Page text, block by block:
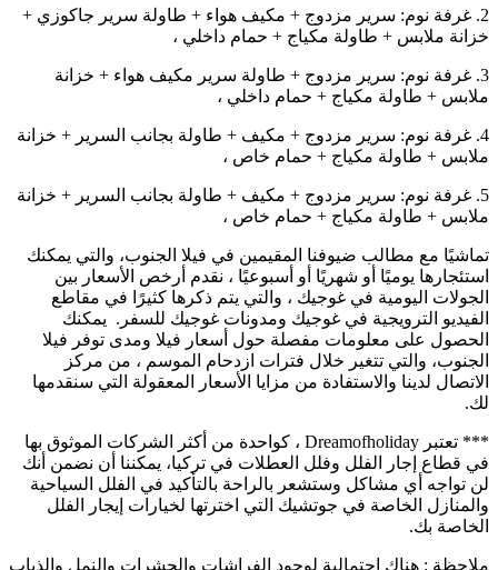
2. غرفة نوم: سرير مزدوج + مكيف هواء + طاولة سرير جاكوزي +
خزانة ملابس + طاولة مكياج + حمام داخلي ،
3. غرفة نوم: سرير مزدوج + طاولة سرير مكيف هواء + خزانة
ملابس + طاولة مكياج + حمام داخلي ،
4. غرفة نوم: سرير مزدوج + مكيف + طاولة بجانب السرير + خزانة
ملابس + طاولة مكياج + حمام خاص ،
5. غرفة نوم: سرير مزدوج + مكيف + طاولة بجانب السرير + خزانة
ملابس + طاولة مكياج + حمام خاص ،
تماشيًا مع مطالب ضيوفنا المقيمين في فيلا الجنوب، والتي يمكنك
استئجارها يوميًا أو شهريًا أو أسبوعيًا ، نقدم أرخص الأسعار بين
الجولات اليومية في غوجيك ، والتي يتم ذكرها كثيرًا في مقاطع
الفيديو الترويجية في غوجيك ومدونات غوجيك للسفر. يمكنك
الحصول على معلومات مفصلة حول أسعار فيلا ومدى توفر فيلا
الجنوب، والتي تتغير خلال فترات ازدحام الموسم ، من مركز
الاتصال لدينا والاستفادة من مزايا الأسعار المعقولة التي سنقدمها
لك.
*** تعتبر Dreamofholiday ، كواحدة من أكثر الشركات الموثوق بها
في قطاع إجار الفلل وفلل العطلات في تركيا، يمكننا أن نضمن أنك
لن تواجه أي مشاكل وستشعر بالراحة بالتأكيد في الفلل السياحية
والمنازل الخاصة في جوتشيك التي اخترتها لخيارات إيجار الفلل
الخاصة بك.
ملاحظة : هناك احتمالية لوجود الفراشات والحشرات والنمل والذباب